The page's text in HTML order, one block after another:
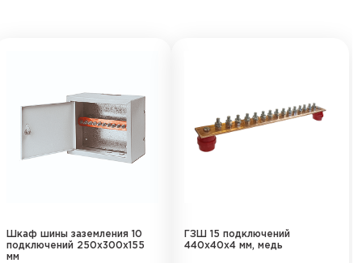
Шкаф шины заземления 10
подключений 250х300х155
мм
ГЗШ 15 подключений
440х40х4 мм, медь